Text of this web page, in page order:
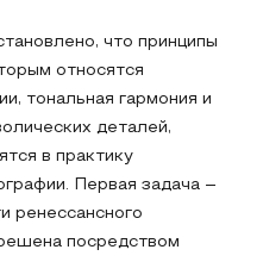
что принципы
относятся
тональная гармония и
деталей,
в практику
Первая задача –
ренессансного
посредством